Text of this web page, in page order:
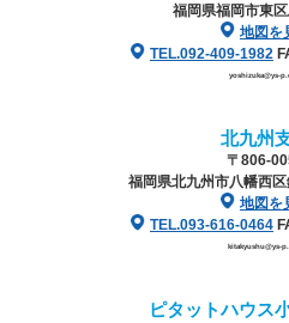
福岡県福岡市東
地図を
TEL.092-409-1982
yoshizuka@ys-
北九州
〒806-
福岡県北九州市八幡西
地図を
TEL.093-616-0464
kitakyushu@ys-
ピタットハウス